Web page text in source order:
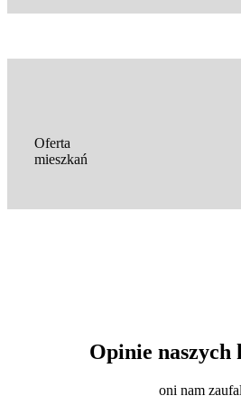
Oferta
mieszkań
Opinie naszych
oni nam